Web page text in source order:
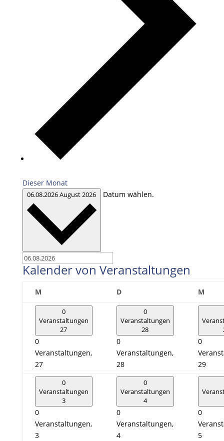
Dieser Monat
06.08.2026August 2026 Datum wählen.
Kalender von Veranstaltungen
MMontag DDienstag M
0
Veranstaltungen
27
0
Veranstaltungen,
27
0
Veranstaltungen
28
0
Veranstaltungen,
28
0
29
0
Veranstaltungen
3
0
Veranstaltungen,
3
0
Veranstaltungen
4
0
Veranstaltungen,
4
0
5